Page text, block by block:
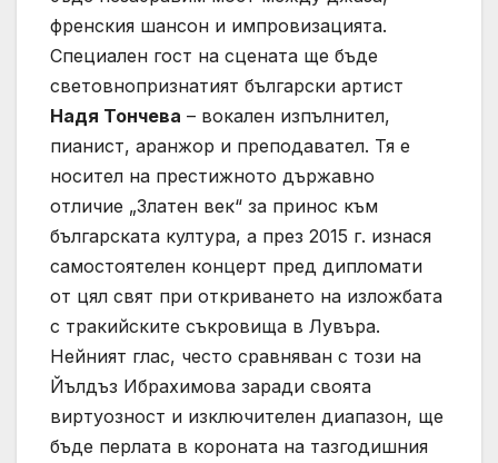
френския шансон и импровизацията.
Специален гост на сцената ще бъде
световнопризнатият български артист
Надя Тончева – вокален изпълнител,
пианист, аранжор и преподавател. Тя е
носител на престижното държавно
отличие „Златен век“ за принос към
българската култура, а през 2015 г. изнася
самостоятелен концерт пред дипломати
от цял свят при откриването на изложбата
с тракийските съкровища в Лувъра.
Нейният глас, често сравняван с този на
Йълдъз Ибрахимова заради своята
виртуозност и изключителен диапазон, ще
бъде перлата в короната на тазгодишния